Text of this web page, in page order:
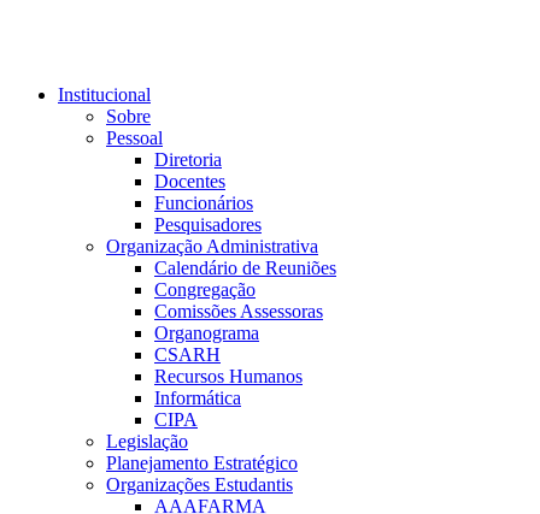
Institucional
Sobre
Pessoal
Diretoria
Docentes
Funcionários
Pesquisadores
Organização Administrativa
Calendário de Reuniões
Congregação
Comissões Assessoras
Organograma
CSARH
Recursos Humanos
Informática
CIPA
Legislação
Planejamento Estratégico
Organizações Estudantis
AAAFARMA